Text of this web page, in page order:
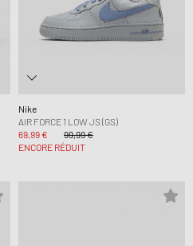
Nike
AIR FORCE 1 LOW JS (GS)
69,99 €
99,99 €
ENCORE RÉDUIT